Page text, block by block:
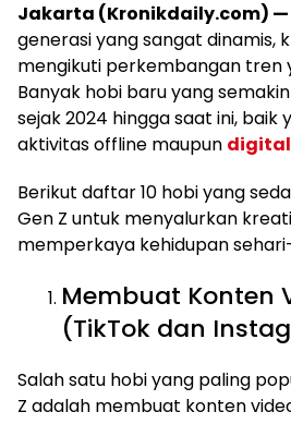
Jakarta (Kronikdaily.com) —
generasi yang sangat dinamis,
mengikuti perkembangan tren
Banyak hobi baru yang
sejak 2024 hingga saat ini, baik
aktivitas offline maupun digital
Berikut daftar 10 hobi yang
Gen Z untuk menyalurkan
memperkaya kehidupan
Membuat Konten
(TikTok dan
Salah satu hobi yang paling
Z adalah membuat konten